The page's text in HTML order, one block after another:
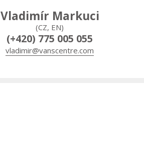
Vladimír Markuci
(CZ, EN)
(+420) 775 005 055
vladimir@vanscentre.com